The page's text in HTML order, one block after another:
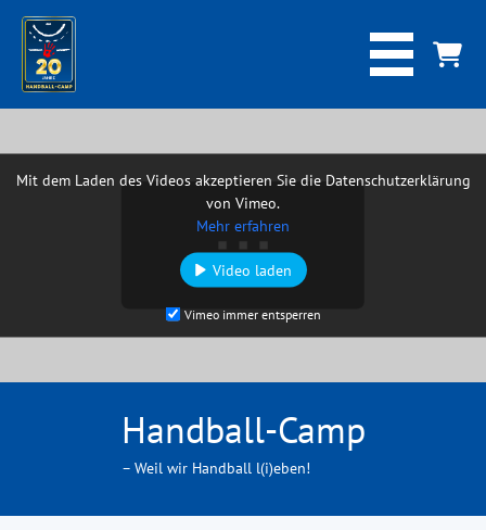
Mit dem Laden des Videos akzeptieren Sie die Datenschutzerklärung
von Vimeo.
Mehr erfahren
Video laden
Vimeo immer entsperren
Handball-Camp
– Weil wir Handball l(i)eben!